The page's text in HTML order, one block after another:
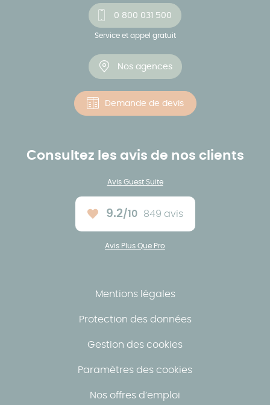
0 800 031 500
Service et appel gratuit
Nos agences
Demande de devis
Consultez les avis de nos clients
Avis Guest Suite
Note moyenne :
9.2/10 849 avis
Avis Plus Que Pro
Mentions légales
Protection des données
Gestion des cookies
Paramètres des cookies
Nos offres d’emploi